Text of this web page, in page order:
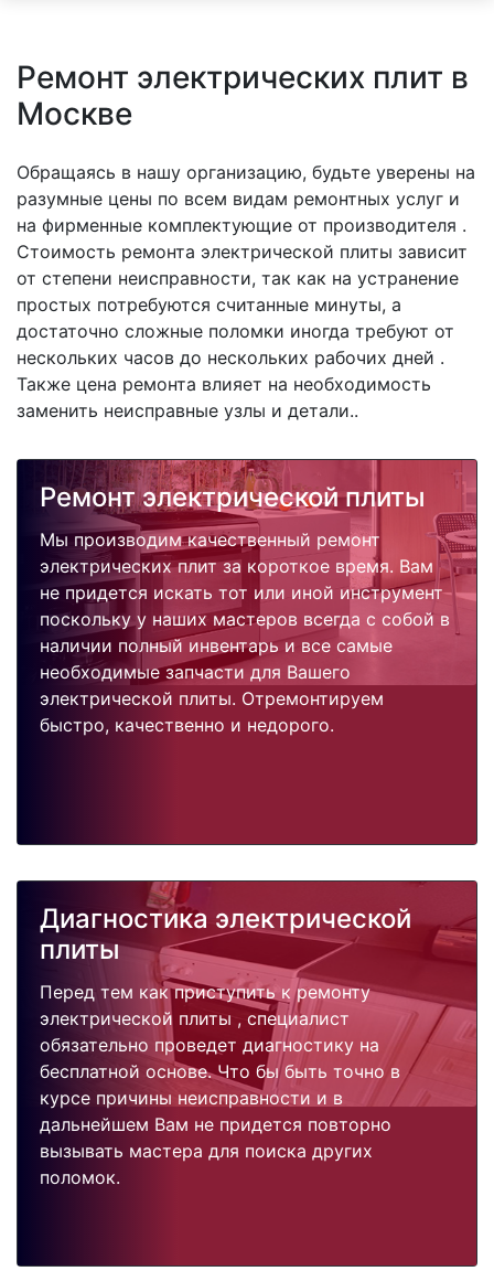
Ремонт электрических плит в
Москве
Обращаясь в нашу организацию, будьте уверены на
разумные цены по всем видам ремонтных услуг и
на фирменные комплектующие от производителя .
Стоимость ремонта электрической плиты зависит
от степени неисправности, так как на устранение
простых потребуются считанные минуты, а
достаточно сложные поломки иногда требуют от
нескольких часов до нескольких рабочих дней .
Также цена ремонта влияет на необходимость
заменить неисправные узлы и детали..
Ремонт электрической плиты
Мы производим качественный ремонт
электрических плит за короткое время. Вам
не придется искать тот или иной инструмент
поскольку у наших мастеров всегда с собой в
наличии полный инвентарь и все самые
необходимые запчасти для Вашего
электрической плиты. Отремонтируем
быстро, качественно и недорого.
Диагностика электрической
плиты
Перед тем как приступить к ремонту
электрической плиты , специалист
обязательно проведет диагностику на
бесплатной основе. Что бы быть точно в
курсе причины неисправности и в
дальнейшем Вам не придется повторно
вызывать мастера для поиска других
поломок.